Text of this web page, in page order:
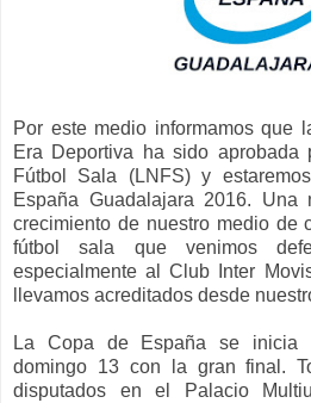
Por este medio informamos que
Era Deportiva ha sido
Fútbol Sala (LNFS) y
España Guadalajara 2016. Una
crecimiento de nuestro medio de
fútbol sala que venimos
especialmente al Club Inter
llevamos acreditados desde
La Copa de España se inicia
domingo 13 con la gran final.
disputados en el Palacio